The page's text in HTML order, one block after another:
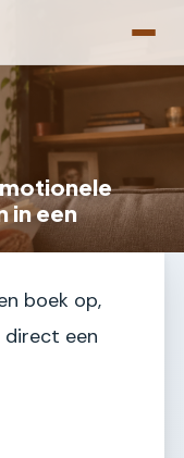
in een
boek op,
een